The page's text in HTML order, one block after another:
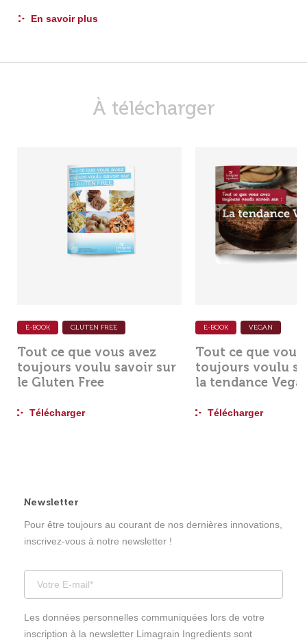
En savoir plus
À télécharger
E-BOOK GLUTEN FREE
Tout ce que vous avez
toujours voulu savoir sur
le Gluten Free
Télécharger
E-BOOK VEGAN
Tout ce que vous
toujours voulu
la tendance
Télécharger
Newsletter
Pour être toujours au courant de nos dernières innovations,
inscrivez-vous à notre newsletter !
Les données personnelles communiquées lors de votre
inscription à la newsletter Limagrain Ingredients sont